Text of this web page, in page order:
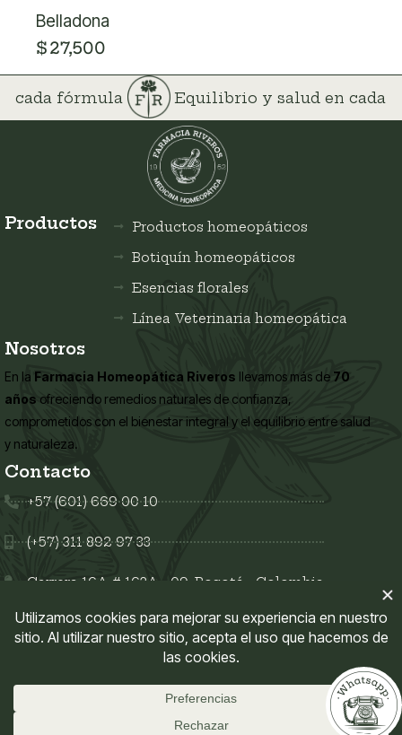
Belladona
$27,500
cada fórmula Equilibrio y salud en
Productos
Productos homeopáticos
Botiquín homeopáticos
Esencias florales
Línea Veterinaria homeopática
Nosotros
En la Farmacia Homeopática Riveros llevamos más de 70
años ofreciendo remedios naturales de confianza,
comprometidos con el bienestar integral y el equilibrio entre salud
y naturaleza.
Contacto
+57 (601) 669 00 10
(+57) 311 892 97 33
Carrera 16A # 163A - 09, Bogotá - Colombia
Síguenos en:
Mi Cuenta Políticas del sitio